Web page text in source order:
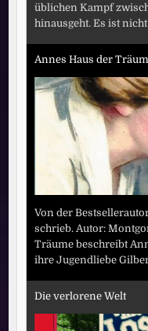
üblichen Kampf
hinausgeht. Es ist nicht
Annes Haus der
Von der
schrieb. Autor:
Träume beschreibt
ihre Jugendliebe
Die verlorene Welt